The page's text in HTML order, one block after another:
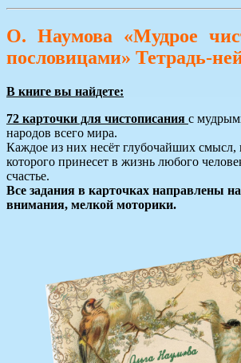
О. Наумова «Мудрое
пословицами» Тетрадь-
В книге вы найдете:
72 карточки для чистописания с
народов всего мира.
Каждое из них несёт глубочайших
которого принесет в жизнь любого
счастье.
Все задания в карточках направлены
внимания, мелкой моторики.